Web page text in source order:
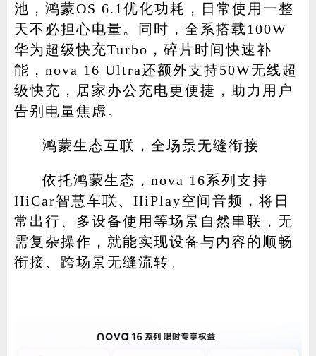
池，鸿蒙OS 6.1优化功耗，日常使用一整
天不必担心电量。同时，全系搭载100W
华为超级快充Turbo，碎片时间快速补
能，nova 16 Ultra还额外支持50W无线超
级快充，居家办公充电更便捷，助力用户
告别电量焦虑。
鸿蒙生态互联，全场景无缝衔接
依托鸿蒙生态，nova 16系列支持
HiCar智慧车联、HiPlay空间音频，将日
常出行、多设备使用等场景自然串联，无
需复杂操作，就能实现设备与内容的顺畅
衔接、跨场景无缝流转。